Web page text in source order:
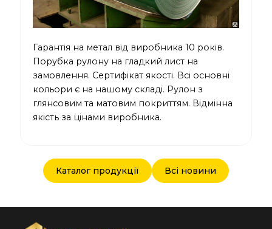
Гарантія на метал від виробника 10 років.
Порубка рулону на гладкий лист на
замовлення. Сертифікат якості. Всі основні
кольори є на нашому складі. Рулон з
глянсовим та матовим покриттям. Відмінна
якість за цінами виробника.
Каталог продукції Всі новини